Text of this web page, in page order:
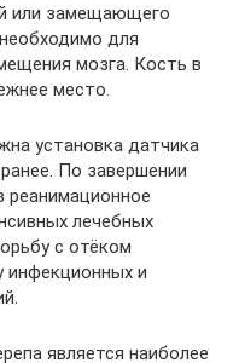
или замещающего
для
мозга. Кость в
место.
установка датчика
По завершении
реанимационное
лечебных
с отёком
инфекционных и
является наиболее